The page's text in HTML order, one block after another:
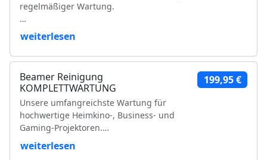
regelmäßiger Wartung.
Leistungsumfang:
Reinigung der Luftfilter und Gehäuseteile
Reinigung der Kühlkörper
Objektivreinigung
Entfernung loser Staubablagerungen im
Geräteinneren
Prüfung der Bildqualität
Funktionsprüfung
weiterlesen
Beamer Reinigung
KOMPLETTWARTUNG
Unsere umfangreichste Wartung für
hochwertige Heimkino-, Business- und
Gaming-Projektoren.
Leistungsumfang:
weiterlesen
199,95 €